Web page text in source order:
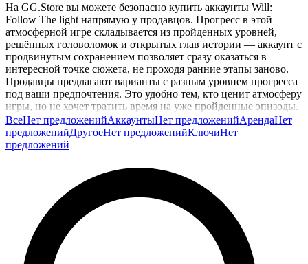
На GG.Store вы можете безопасно купить аккаунты Will:
Follow The light напрямую у продавцов. Прогресс в этой
атмосферной игре складывается из пройденных уровней,
решённых головоломок и открытых глав истории — аккаунт с
продвинутым сохранением позволяет сразу оказаться в
интересной точке сюжета, не проходя ранние этапы заново.
Продавцы предлагают варианты с разным уровнем прогресса
под ваши предпочтения. Это удобно тем, кто ценит атмосферу
игры, но не хочет тратить время на уже пройденные эпизоды.
Покупка полностью безопасна: продавец получает оплату
только после выполнения заказа. Выберите аккаунт и
продолжайте путешествие через тьму.
ВсеНет предложенийАккаунтыНет предложенийАрендаНет
предложенийДругоеНет предложенийКлючиНет
предложений